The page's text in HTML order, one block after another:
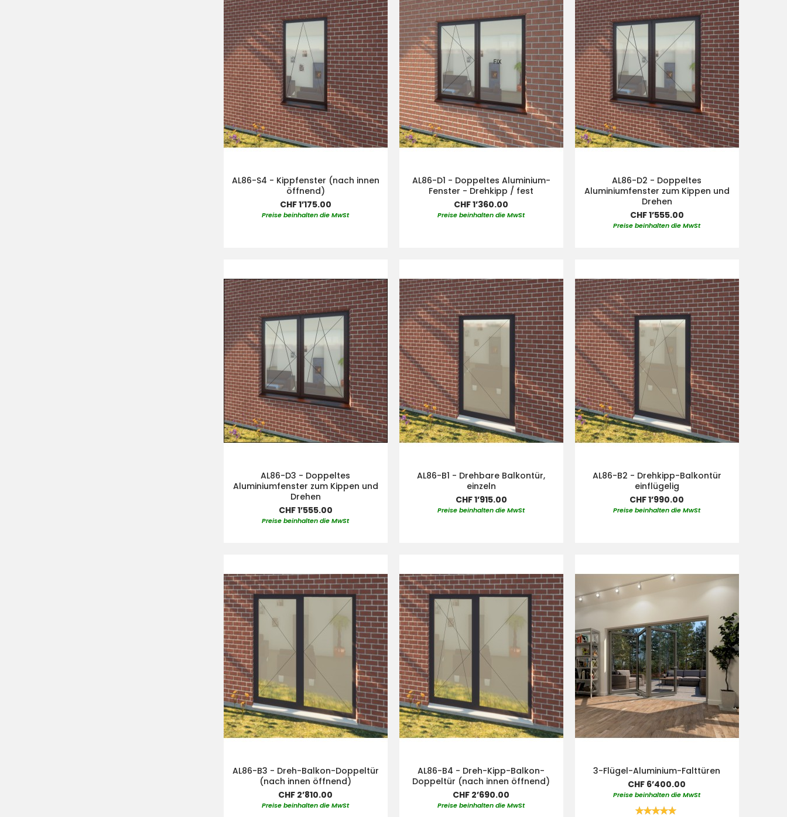
AL86-S4 - Kippfenster (nach innen
öffnend)
CHF 1’175.00
Preise beinhalten die MwSt
AL86-D1 - Doppeltes Aluminium-
Fenster - Drehkipp / fest
CHF 1’360.00
Preise beinhalten die MwSt
AL86-D2 - Doppeltes
Aluminiumfenster zum Kippen und
Drehen
CHF 1’555.00
Preise beinhalten die MwSt
AL86-D3 - Doppeltes
Aluminiumfenster zum Kippen und
Drehen
CHF 1’555.00
Preise beinhalten die MwSt
AL86-B1 - Drehbare Balkontür,
einzeln
CHF 1’915.00
Preise beinhalten die MwSt
AL86-B2 - Drehkipp-Balkontür
einflügelig
CHF 1’990.00
Preise beinhalten die MwSt
AL86-B3 - Dreh-Balkon-Doppeltür
(nach innen öffnend)
CHF 2’810.00
Preise beinhalten die MwSt
AL86-B4 - Dreh-Kipp-Balkon-
Doppeltür (nach innen öffnend)
CHF 2’690.00
Preise beinhalten die MwSt
3-Flügel-Aluminium-Falttüren
CHF 6’400.00
Preise beinhalten die MwSt
Bewertung: